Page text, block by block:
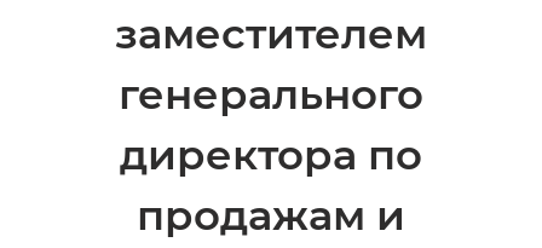
заместителем
генерального
директора по
продажам и